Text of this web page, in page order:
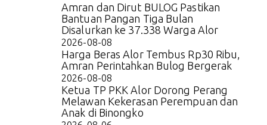
Amran dan Dirut BULOG Pastikan
Bantuan Pangan Tiga Bulan
Disalurkan ke 37.338 Warga Alor
2026-08-08
Harga Beras Alor Tembus Rp30 Ribu,
Amran Perintahkan Bulog Bergerak
2026-08-08
Ketua TP PKK Alor Dorong Perang
Melawan Kekerasan Perempuan dan
Anak di Binongko